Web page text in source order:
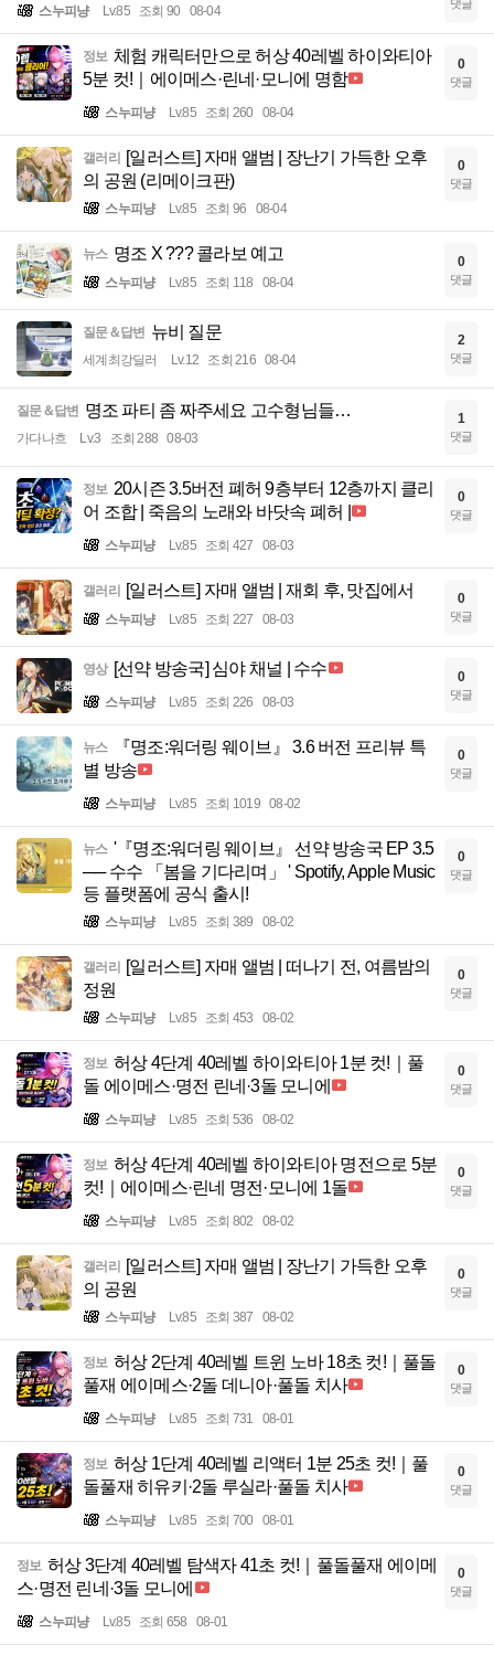
스누피냥 Lv.85 조회 90 08-04 댓글
정보 체험 캐릭터만으로 허상 40레벨 하이와티아
5분 컷!｜에이메스·린네·모니에 명함
스누피냥 Lv.85 조회 260 08-04
0
댓글
갤러리
[일러스트] 자매 앨범 | 장난기 가득한 오후
의 공원 (리메이크판)
스누피냥 Lv.85 조회 96 08-04
0
댓글
뉴스 명조 X ??? 콜라보 예고
스누피냥 Lv.85 조회 118 08-04
0
댓글
질문＆답변 뉴비 질문
세계최강딜러 Lv.12 조회 216 08-04
2
댓글
질문＆답변 명조 파티 좀 짜주세요 고수형님들…
가다나흐 Lv.3 조회 288 08-03
1
댓글
정보 20시즌 3.5버전 폐허 9층부터 12층까지 클리
어 조합 | 죽음의 노래와 바닷속 폐허 |
스누피냥 Lv.85 조회 427 08-03
0
댓글
갤러리 [일러스트] 자매 앨범 | 재회 후, 맛집에서
스누피냥 Lv.85 조회 227 08-03
0
댓글
영상 [선약 방송국] 심야 채널 | 수수
스누피냥 Lv.85 조회 226 08-03
0
댓글
뉴스
『명조:워더링 웨이브』 3.6 버전 프리뷰 특
별 방송
스누피냥 Lv.85 조회 1019 08-02
0
댓글
뉴스 '『명조:워더링 웨이브』 선약 방송국 EP 3.5
── 수수 「봄을 기다리며」 ' Spotify, Apple Music
등 플랫폼에 공식 출시!
스누피냥 Lv.85 조회 389 08-02
0
댓글
갤러리
[일러스트] 자매 앨범 | 떠나기 전, 여름밤의
정원
스누피냥 Lv.85 조회 453 08-02
0
댓글
정보 허상 4단계 40레벨 하이와티아 1분 컷!｜풀
돌 에이메스·명전 린네·3돌 모니에
스누피냥 Lv.85 조회 536 08-02
0
댓글
정보 허상 4단계 40레벨 하이와티아 명전으로 5분
컷!｜에이메스·린네 명전·모니에 1돌
스누피냥 Lv.85 조회 802 08-02
0
댓글
갤러리
[일러스트] 자매 앨범 | 장난기 가득한 오후
의 공원
스누피냥 Lv.85 조회 387 08-02
0
댓글
정보 허상 2단계 40레벨 트윈 노바 18초 컷!｜풀돌
풀재 에이메스·2돌 데니아·풀돌 치사
스누피냥 Lv.85 조회 731 08-01
0
댓글
정보 허상 1단계 40레벨 리액터 1분 25초 컷!｜풀
돌풀재 히유키·2돌 루실라·풀돌 치사
스누피냥 Lv.85 조회 700 08-01
0
댓글
정보 허상 3단계 40레벨 탐색자 41초 컷!｜풀돌풀재 에이메
스·명전 린네·3돌 모니에
스누피냥 Lv.85 조회 658 08-01
0
댓글